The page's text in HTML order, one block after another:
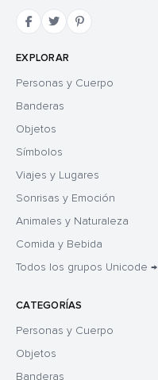
EXPLORAR
Personas y Cuerpo
Banderas
Objetos
Símbolos
Viajes y Lugares
Sonrisas y Emoción
Animales y Naturaleza
Comida y Bebida
Todos los grupos Unicode →
CATEGORÍAS
Personas y Cuerpo
Objetos
Banderas